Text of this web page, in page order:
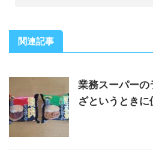
関連記事
業務スーパーの
ざというときに